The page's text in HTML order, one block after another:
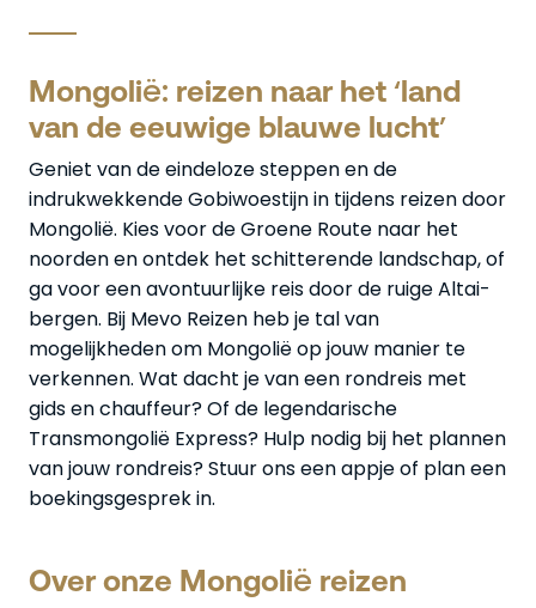
Mongolië: reizen naar het ‘land
van de eeuwige blauwe lucht’
Geniet van de eindeloze steppen en de
indrukwekkende Gobiwoestijn in tijdens reizen door
Mongolië. Kies voor de Groene Route naar het
noorden en ontdek het schitterende landschap, of
ga voor een avontuurlijke reis door de ruige Altai-
bergen. Bij Mevo Reizen heb je tal van
mogelijkheden om Mongolië op jouw manier te
verkennen. Wat dacht je van een rondreis met
gids en chauffeur? Of de legendarische
Transmongolië Express? Hulp nodig bij het plannen
van jouw rondreis? Stuur ons een appje of plan een
boekingsgesprek in.
Over onze Mongolië reizen